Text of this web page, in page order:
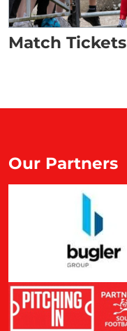
Match Tickets
Our Partners